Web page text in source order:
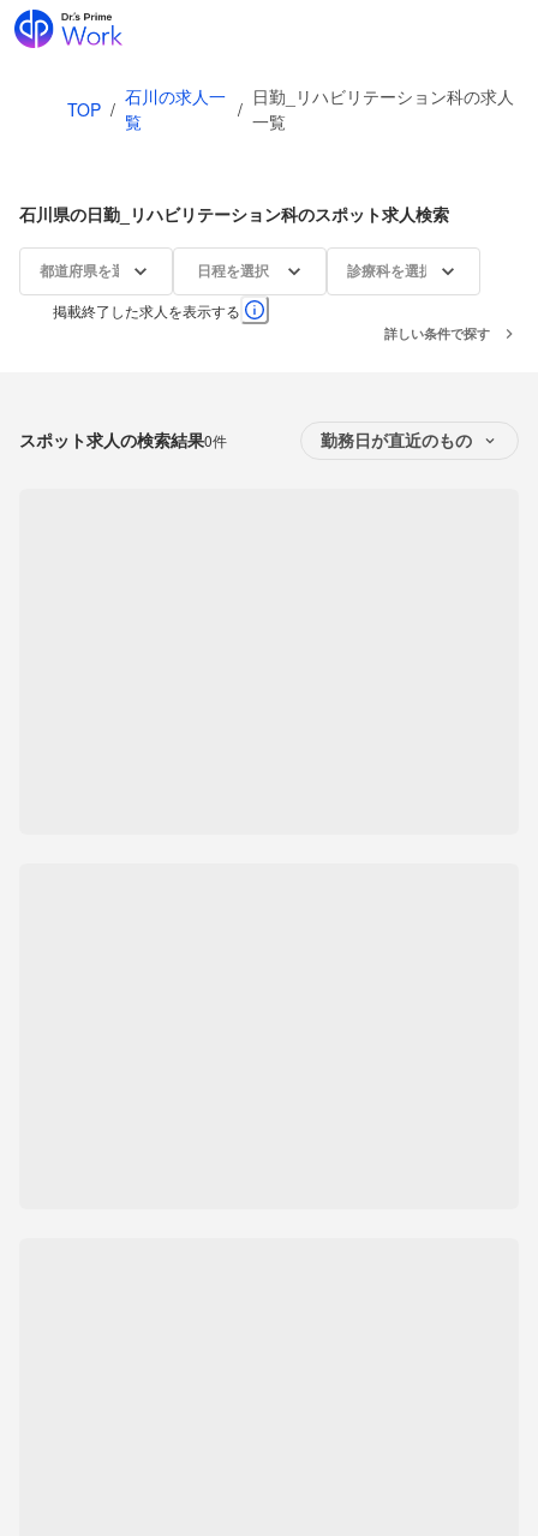
TOP /
石川の求人一
覧
/
日勤_リハビリテーション科の求人
一覧
石川県の日勤_リハビリテーション科のスポット求人検索
都道府県を選択 日程を選択 診療科を選択
掲載終了した求人を表示する
詳しい条件で探す
スポット求人の検索結果0件 勤務日が直近のもの